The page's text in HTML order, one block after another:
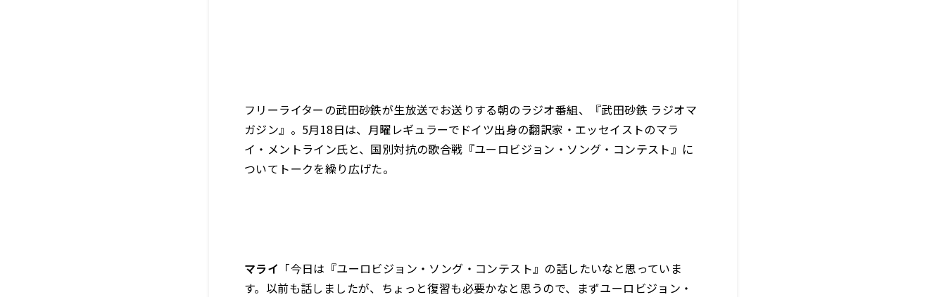
フリーライターの武田砂鉄が生放送でお送りする朝のラジオ番組、『武田砂鉄 ラジオマ
ガジン』。5月18日は、月曜レギュラーでドイツ出身の翻訳家・エッセイストのマラ
イ・メントライン氏と、国別対抗の歌合戦『ユーロビジョン・ソング・コンテスト』に
ついてトークを繰り広げた。
マライ 「今日は『ユーロビジョン・ソング・コンテスト』の話したいなと思っていま
す。以前も話しましたが、ちょっと復習も必要かなと思うので、まずユーロビジョン・